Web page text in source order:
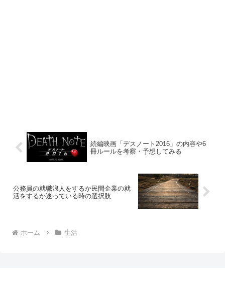
続編映画「デスノート2016」の内容や6
冊ルールを考察・予想してみる
公務員の就職浪人をするか民間企業の就
活をするか迷っている時の選択肢
ホーム 生活